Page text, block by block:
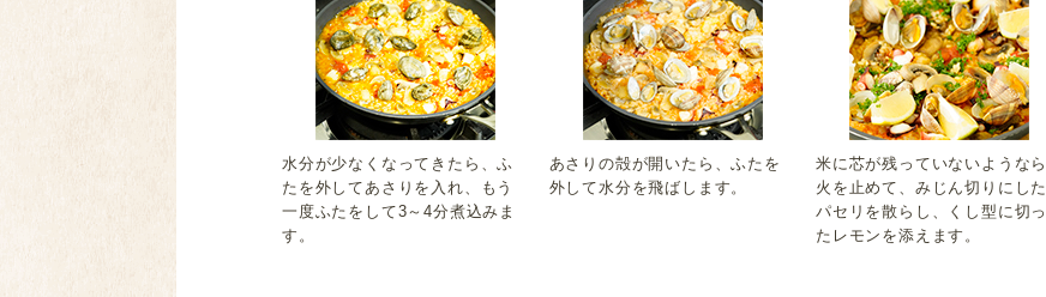
水分が少なくなってきたら、ふ
たを外してあさりを入れ、もう
一度ふたをして3～4分煮込みま
す。
あさりの殻が開いたら、ふたを
外して水分を飛ばします。
米に芯が残っていないようなら
火を止めて、みじん切りにした
パセリを散らし、くし型に切っ
たレモンを添えます。